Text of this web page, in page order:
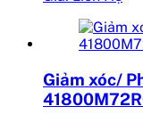
Giảm xóc/